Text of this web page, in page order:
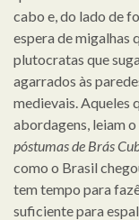
cabo e, do lado de
espera de migalhas
plutocratas que
agarrados às
medievais. Aqueles
abordagens, leiam
póstumas de Brás
como o Brasil
tem tempo para
suficiente para